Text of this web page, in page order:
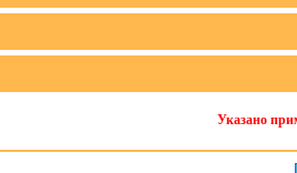
Указано